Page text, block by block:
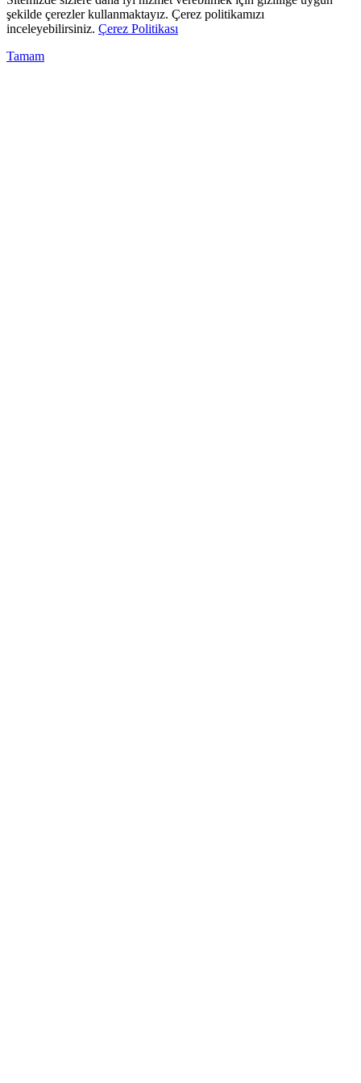
şekilde çerezler kullanmaktayız. Çerez politikamızı
inceleyebilirsiniz. Çerez Politikası
Tamam